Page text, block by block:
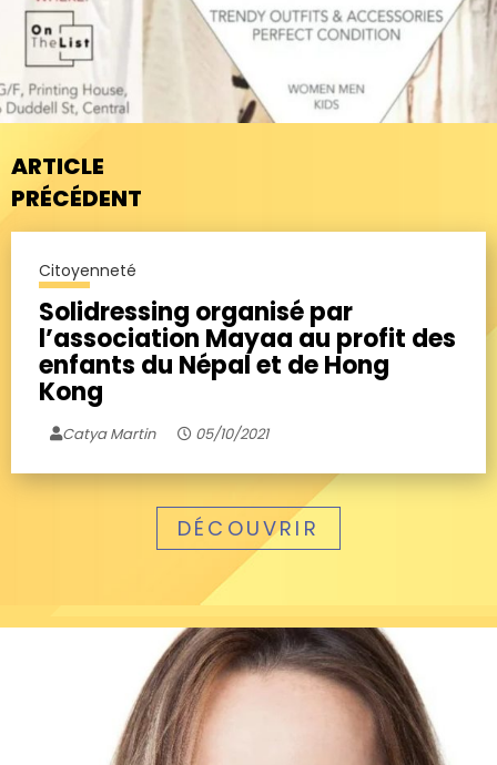
ARTICLE
PRÉCÉDENT
Citoyenneté
Solidressing organisé par
l’association Mayaa au profit des
enfants du Népal et de Hong
Kong
Catya Martin 05/10/2021
DÉCOUVRIR